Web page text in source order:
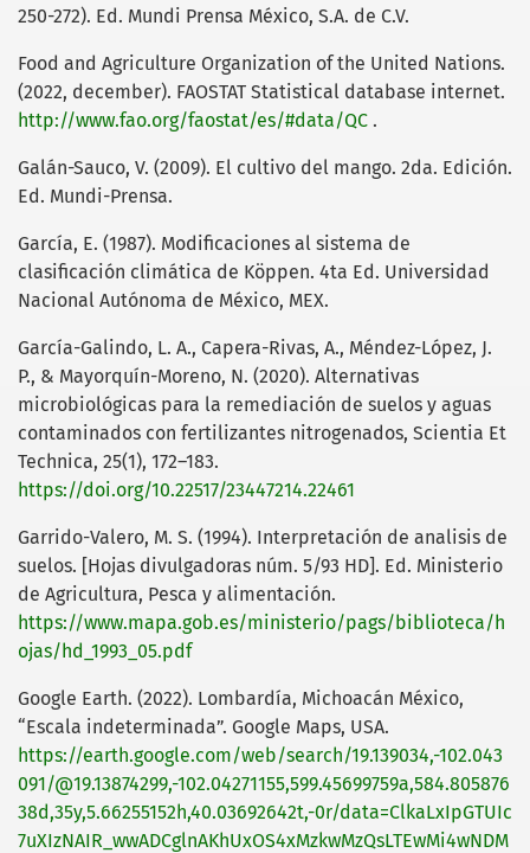
250-272). Ed. Mundi Prensa México, S.A. de C.V.
Food and Agriculture Organization of the United Nations.
(2022, december). FAOSTAT Statistical database internet.
http://www.fao.org/faostat/es/#data/QC .
Galán-Sauco, V. (2009). El cultivo del mango. 2da. Edición.
Ed. Mundi-Prensa.
García, E. (1987). Modificaciones al sistema de
clasificación climática de Köppen. 4ta Ed. Universidad
Nacional Autónoma de México, MEX.
García-Galindo, L. A., Capera-Rivas, A., Méndez-López, J.
P., & Mayorquín-Moreno, N. (2020). Alternativas
microbiológicas para la remediación de suelos y aguas
contaminados con fertilizantes nitrogenados, Scientia Et
Technica, 25(1), 172–183.
https://doi.org/10.22517/23447214.22461
Garrido-Valero, M. S. (1994). Interpretación de analisis de
suelos. [Hojas divulgadoras núm. 5/93 HD]. Ed. Ministerio
de Agricultura, Pesca y alimentación.
https://www.mapa.gob.es/ministerio/pags/biblioteca/h
ojas/hd_1993_05.pdf
Google Earth. (2022). Lombardía, Michoacán México,
“Escala indeterminada”. Google Maps, USA.
https://earth.google.com/web/search/19.139034,-102.043
091/@19.13874299,-102.04271155,599.45699759a,584.805876
38d,35y,5.66255152h,40.03692642t,-0r/data=ClkaLxIpGTUIc
7uXIzNAIR_wwADCglnAKhUxOS4xMzkwMzQsLTEwMi4wNDM